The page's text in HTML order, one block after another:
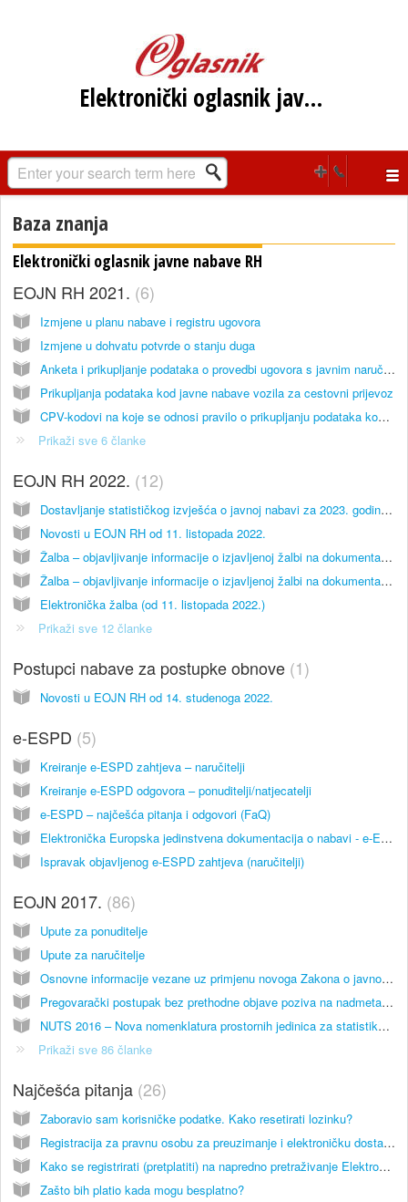
Elektronički oglasnik javne nabave RH
Baza znanja
Elektronički oglasnik javne nabave RH
EOJN RH 2021. 6
Izmjene u planu nabave i registru ugovora
Izmjene u dohvatu potvrde o stanju duga
Anketa i prikupljanje podataka o provedbi ugovora s javnim naručiteljima
Prikupljanja podataka kod javne nabave vozila za cestovni prijevoz
CPV-kodovi na koje se odnosi pravilo o prikupljanju podataka kod javne nabave vozila za cestovni prijevoz
Prikaži sve 6 članke
EOJN RH 2022. 12
Dostavljanje statističkog izvješća o javnoj nabavi za 2023. godinu – uputa za obveznike primjene ZJN 2016
Novosti u EOJN RH od 11. listopada 2022.
Žalba – objavljivanje informacije o izjavljenoj žalbi na dokumentaciju o nabavi ili izmjenu DoN SA zaustavljanjem postupka
Žalba – objavljivanje informacije o izjavljenoj žalbi na dokumentaciju o nabavi ili izmjenu DoN BEZ zaustavljanja postupka
Elektronička žalba (od 11. listopada 2022.)
Prikaži sve 12 članke
Postupci nabave za postupke obnove 1
Novosti u EOJN RH od 14. studenoga 2022.
e-ESPD 5
Kreiranje e-ESPD zahtjeva – naručitelji
Kreiranje e-ESPD odgovora – ponuditelji/natjecatelji
e-ESPD – najčešća pitanja i odgovori (FaQ)
Elektronička Europska jedinstvena dokumentacija o nabavi - e-ESPD
Ispravak objavljenog e-ESPD zahtjeva (naručitelji)
EOJN 2017. 86
Upute za ponuditelje
Upute za naručitelje
Osnovne informacije vezane uz primjenu novoga Zakona o javnoj nabavi
Pregovarački postupak bez prethodne objave poziva na nadmetanje
NUTS 2016 – Nova nomenklatura prostornih jedinica za statistiku u EOJN RH
Prikaži sve 86 članke
Najčešća pitanja 26
Zaboravio sam korisničke podatke. Kako resetirati lozinku?
Registracija za pravnu osobu za preuzimanje i elektroničku dostavu ponuda
Kako se registrirati (pretplatiti) na napredno pretraživanje Elektroničkog oglasnika javne nabve RH?
Zašto bih platio kada mogu besplatno?